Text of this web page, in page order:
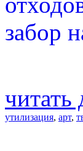
забор
читать
утилизация, арт,